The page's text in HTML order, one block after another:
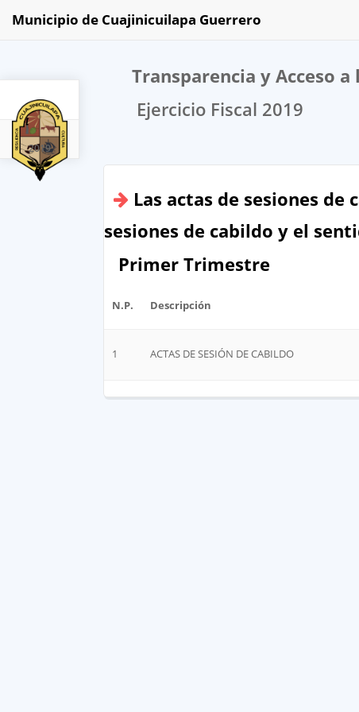
2019
Municipio de Cuajinicuilapa Guerrero
Transparencia y Acceso
Ejercicio Fiscal 2019
Las actas de sesiones
sesiones de cabildo y el
Primer Trimestre
N.P. Descripción
1 ACTAS DE SESIÓN DE CABILDO